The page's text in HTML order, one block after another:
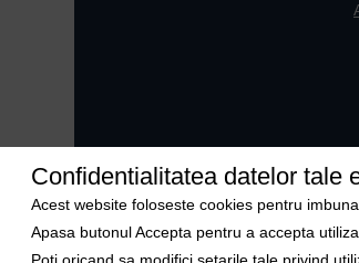
Confidentialitatea datelor tale
Acest website foloseste cookies pentru
Apasa butonul Accepta pentru a accepta